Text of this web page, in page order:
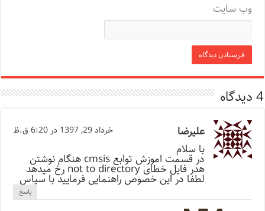
وب‌ سایت
4 دیدگاه
علیرضا خرداد 29, 1397 در 6:20 ق.ظ
با سلام
در قسمت اموزش توابع cmsis هنگام نوشتن
هدر فایل خطای not to directory رخ میدهد
لطفا در این خصوص راهنمایی فرمایید با سپاس
پاسخ